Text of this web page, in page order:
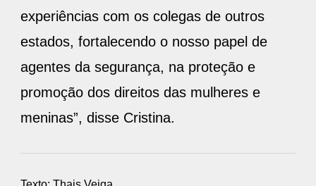
experiências com os colegas de outros
estados, fortalecendo o nosso papel de
agentes da segurança, na proteção e
promoção dos direitos das mulheres e
meninas”, disse Cristina.